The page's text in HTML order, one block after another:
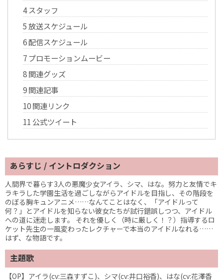
4スタッフ
5放送スケジュール
6配信スケジュール
7プロモーションムービー
8関連グッズ
9関連記事
10関連リンク
11 公式ツイート
あらすじ / イントロダクション
人間界で暮らす3人の悪魔少女アイラ、シマ、はな。努力と友情でキ
ラキラした学園生活を過ごしながらアイドルを目指し、その階段を
のぼる胸キュンアニメ……なんてことはなく、「アイドルって
何？」とアイドルを知らない彼女たちが試行錯誤しつつ、アイドル
への道に迷走します。 それを優しく（時に厳しく！？）指導するロ
ケット先生の一風変わったレクチャーで本当のアイドルなれる……
はず、な物語です。
主題歌
【OP】アイラ(cv:三森すずこ)、シマ(cv:井口裕香)、はな(cv:花澤香